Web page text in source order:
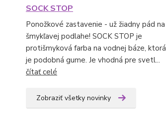
SOCK STOP
Ponožkové zastavenie - už žiadny pád na
šmykľavej podlahe! SOCK STOP je
protišmyková farba na vodnej báze, ktorá
je podobná gume. Je vhodná pre svetl...
čítať celé
Zobraziť všetky novinky